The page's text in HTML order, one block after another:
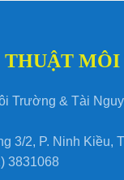
MÔI
Trường & Tài
3/2, P. Ninh Kiều,
3831068